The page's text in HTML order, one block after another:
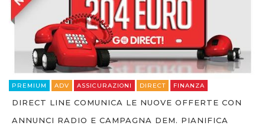
PREMIUM ADV ASSICURAZIONI DIRECT FINANZA
DIRECT LINE COMUNICA LE NUOVE OFFERTE CON
ANNUNCI RADIO E CAMPAGNA DEM. PIANIFICA